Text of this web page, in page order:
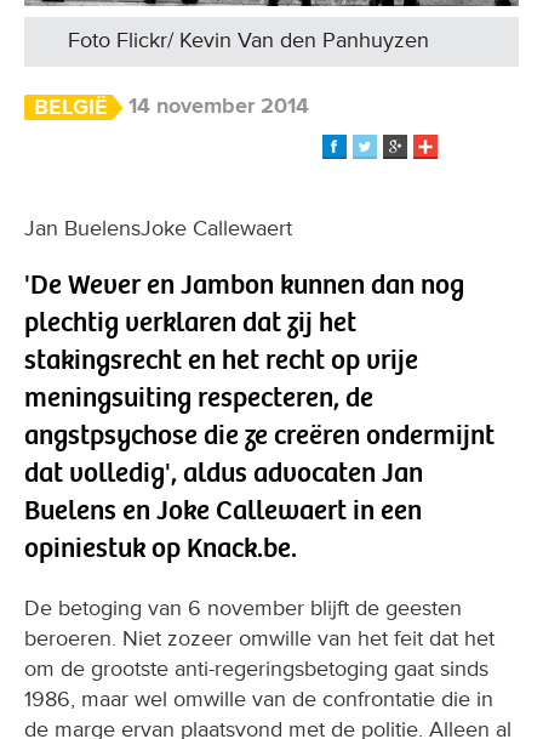
Foto Flickr/ Kevin Van den Panhuyzen
BELGIË 14 november 2014
Jan BuelensJoke Callewaert
'De Wever en Jambon kunnen dan nog
plechtig verklaren dat zij het
stakingsrecht en het recht op vrije
meningsuiting respecteren, de
angstpsychose die ze creëren ondermijnt
dat volledig', aldus advocaten Jan
Buelens en Joke Callewaert in een
opiniestuk op Knack.be.
De betoging van 6 november blijft de geesten
beroeren. Niet zozeer omwille van het feit dat het
om de grootste anti-regeringsbetoging gaat sinds
1986, maar wel omwille van de confrontatie die in
de marge ervan plaatsvond met de politie. Alleen al